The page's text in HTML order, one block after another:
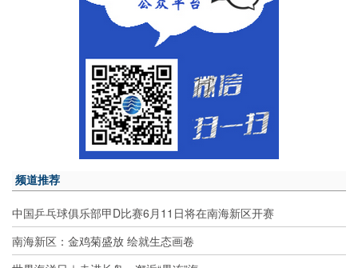
频道推荐
中国乒乓球俱乐部甲D比赛6月11日将在南海新区开赛
南海新区：金鸡菊盛放 绘就生态画卷